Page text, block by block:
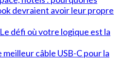
devraient avoir leur propre
défi où votre logique est la
câble USB-C pour la